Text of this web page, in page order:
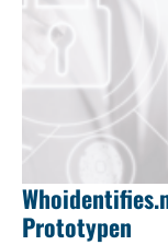
Prototypen